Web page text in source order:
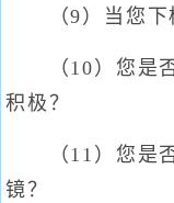
（9）当您下棋
（10）您是否
积极？
（11）您是否
镜？